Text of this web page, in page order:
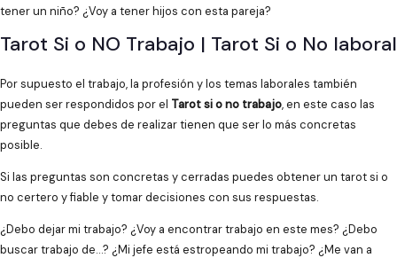
tener un niño? ¿Voy a tener hijos con esta pareja?
Tarot Si o NO Trabajo | Tarot Si o No laboral
Por supuesto el trabajo, la profesión y los temas laborales también
pueden ser respondidos por el Tarot si o no trabajo, en este caso las
preguntas que debes de realizar tienen que ser lo más concretas
posible.
Si las preguntas son concretas y cerradas puedes obtener un tarot si o
no certero y fiable y tomar decisiones con sus respuestas.
¿Debo dejar mi trabajo? ¿Voy a encontrar trabajo en este mes? ¿Debo
buscar trabajo de…? ¿Mi jefe está estropeando mi trabajo? ¿Me van a